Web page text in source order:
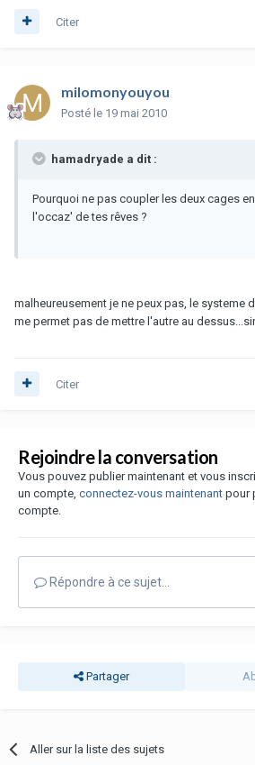
Citer
milomonyouyou
Posté le 19 mai 2010
hamadryade a dit :
Pourquoi ne pas coupler les deux cages
l'occaz' de tes rêves ?
malheureusement je ne peux pas, le systeme
me permet pas de mettre l'autre au
Citer
Rejoindre la conversation
Vous pouvez publier maintenant et vous
un compte, connectez-vous maintenant pour
compte.
Répondre à ce sujet…
Partager
Aller sur la liste des sujets